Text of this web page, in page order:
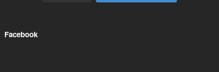
Facebook